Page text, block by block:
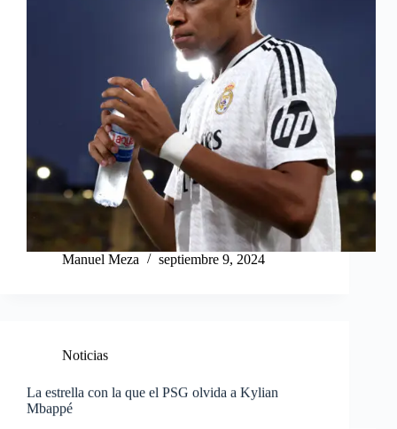
Manuel Meza septiembre 9, 2024
Noticias
La estrella con la que el PSG olvida a Kylian
Mbappé